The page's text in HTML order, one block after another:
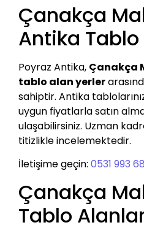
Çanakça
Antika
Poyraz Antika, Çanakça
tablo alan yerler
sahiptir. Antika
uygun fiyatlarla satın
ulaşabilirsiniz. Uzman
titizlikle incelemektedir.
İletişime geçin: 0531 993
Çanakça
Tablo